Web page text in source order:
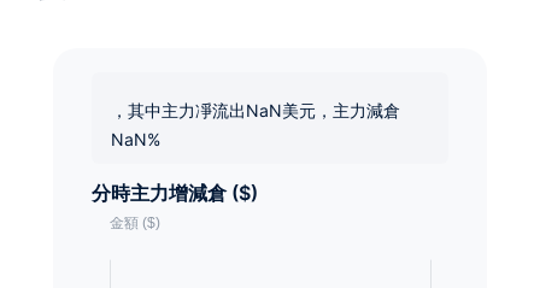
，其中主力凈流出NaN美元，主力減倉
NaN%
分時主力增減倉 ($)